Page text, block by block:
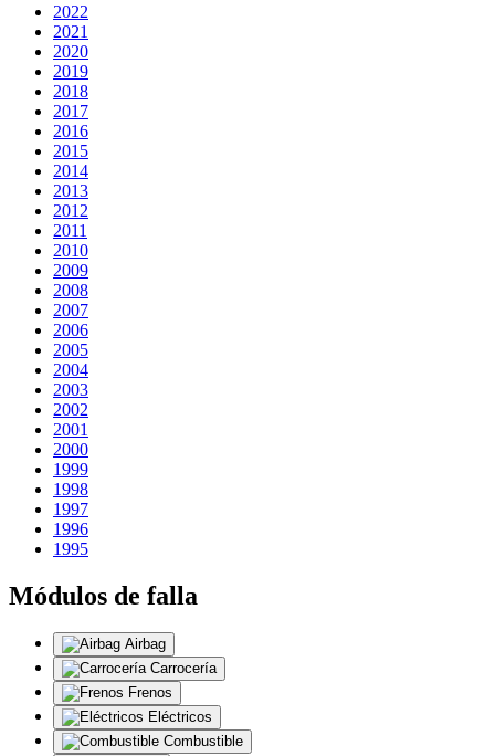
2022
2021
2020
2019
2018
2017
2016
2015
2014
2013
2012
2011
2010
2009
2008
2007
2006
2005
2004
2003
2002
2001
2000
1999
1998
1997
1996
1995
Módulos de falla
Airbag
Carrocería
Frenos
Eléctricos
Combustible